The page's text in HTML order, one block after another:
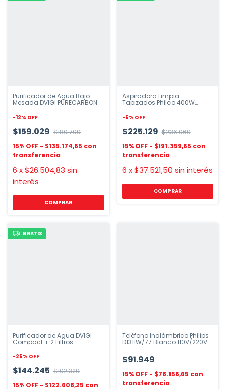
Purificador de Agua Bajo
Mesada DVIGI PURECARBON
-12% OFF
$159.029 $180.709
$135.174,65
6 x$26.504,83 sin
interés
Aspiradora Limpia
Tapizados Philco 400W
-5% OFF
$225.129 $236.969
$191.359,65
6 x$37.521,50 sin interés
COMPRAR
GRATIS
Purificador de Agua DVIGI
Compact + 2 Filtros
-25% OFF
$144.245 $192.329
$122.608,25
Teléfono Inalámbrico Philips
D1311W/77 Blanco 110V/220V
$91.949
$78.156,65